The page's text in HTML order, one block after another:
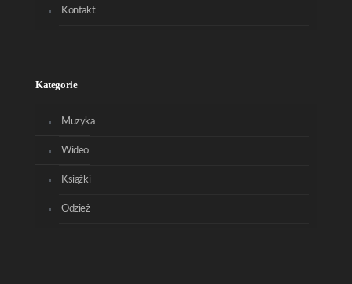
Kontakt
Kategorie
Muzyka
Wideo
Książki
Odzież